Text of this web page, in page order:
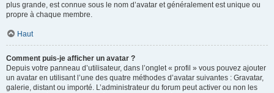
plus grande, est connue sous le nom d’avatar et généralement est unique ou
propre à chaque membre.
Haut
Comment puis-je afficher un avatar ?
Depuis votre panneau d’utilisateur, dans l’onglet « profil » vous pouvez ajouter
un avatar en utilisant l’une des quatre méthodes d’avatar suivantes : Gravatar,
galerie, distant ou importé. L’administrateur du forum peut activer ou non les